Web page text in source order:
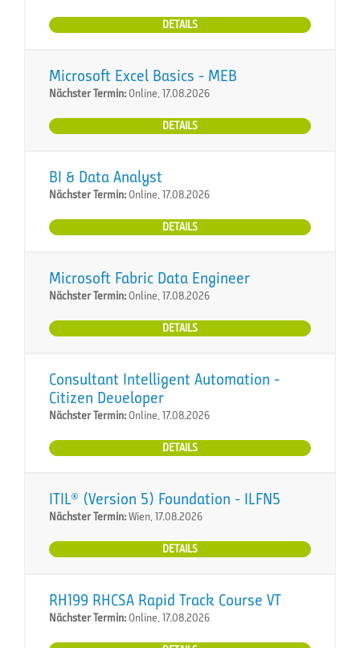
DETAILS
Microsoft Excel Basics - MEB
Nächster Termin:Online, 17.08.2026
DETAILS
BI & Data Analyst
Nächster Termin:Online, 17.08.2026
DETAILS
Microsoft Fabric Data Engineer
Nächster Termin:Online, 17.08.2026
DETAILS
Consultant Intelligent Automation -
Citizen Developer
Nächster Termin:Online, 17.08.2026
DETAILS
ITIL® (Version 5) Foundation - ILFN5
Nächster Termin:Wien, 17.08.2026
DETAILS
RH199 RHCSA Rapid Track Course VT
Nächster Termin:Online, 17.08.2026